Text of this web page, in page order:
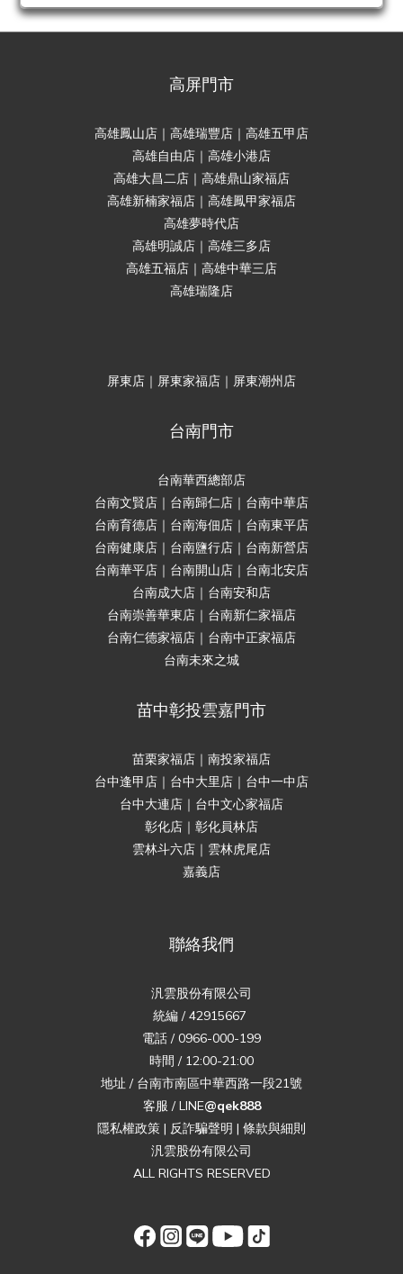
高屏門市
高雄鳳山店｜高雄瑞豐店｜高雄五甲店
高雄自由店｜高雄小港店
高雄大昌二店｜高雄鼎山家福店
高雄新楠家福店｜高雄鳳甲家福店
高雄夢時代店
高雄明誠店｜高雄三多店
高雄五福店｜高雄中華三店
高雄瑞隆店
屏東店｜屏東家福店｜屏東潮州店
台南門市
台南華西總部店
台南文賢店｜台南歸仁店｜台南中華店
台南育德店｜台南海佃店｜台南東平店
台南健康店｜台南鹽行店｜台南新營店
台南華平店｜台南開山店｜台南北安店
台南成大店｜台南安和店
台南崇善華東店｜台南新仁家福店
台南仁德家福店｜台南中正家福店
台南未來之城
苗中彰投雲嘉門市
苗栗家福店｜南投家福店
台中逢甲店｜台中大里店｜台中一中店
台中大連店｜台中文心家福店
彰化店｜彰化員林店
雲林斗六店｜雲林虎尾店
嘉義店
聯絡我們
汎雲股份有限公司
統編 / 42915667
電話 / 0966-000-199
時間 / 12:00-21:00
地址 / 台南市南區中華西路一段21號
客服 / LINE@qek888
隱私權政策 | 反詐騙聲明 | 條款與細則
汎雲股份有限公司
ALL RIGHTS RESERVED